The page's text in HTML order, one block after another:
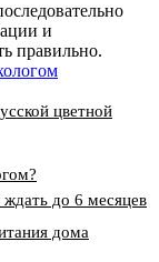
и
правильно.
цветной
до 6 месяцев
дома